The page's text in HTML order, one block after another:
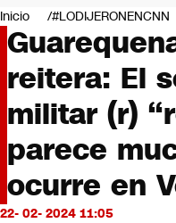
Negocios
Deportes
Programas completos
Cultura
Servicios
Bits
CNN tiempo
Opinión
Inicio #LODIJERONENCNN
reitera: El
militar (r)
parece
ocurre en
22- 02- 2024 11:05